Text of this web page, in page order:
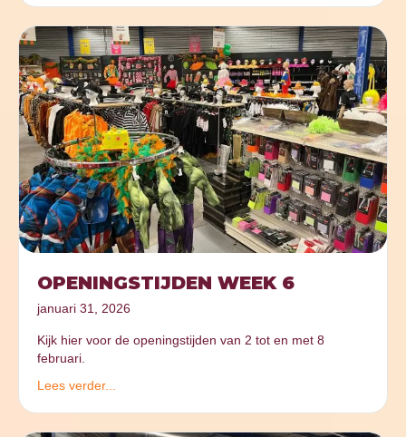
OPENINGSTIJDEN WEEK 6
januari 31, 2026
Kijk hier voor de openingstijden van 2 tot en met 8
februari.
Lees verder...